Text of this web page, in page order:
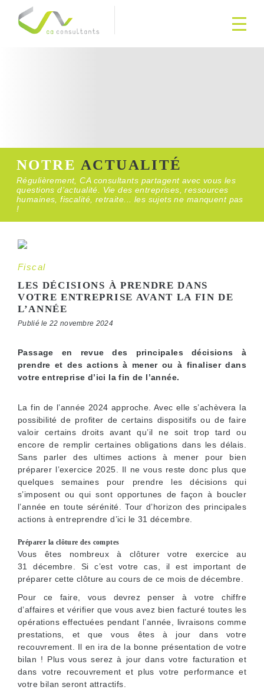
NOTRE ACTUALITÉ
Régulièrement, CA consultants partagent avec vous les
questions d’actualité. Vie des entreprises, ressources
humaines, fiscalité, retraite... les sujets ne manquent pas
!
Fiscal
LES DÉCISIONS À PRENDRE DANS
VOTRE ENTREPRISE AVANT LA FIN DE
L’ANNÉE
Publié le 22 novembre 2024
Passage en revue des principales décisions à
prendre et des actions à mener ou à finaliser dans
votre entreprise d’ici la fin de l’année.
La fin de l’année 2024 approche. Avec elle s’achèvera la
possibilité de profiter de certains dispositifs ou de faire
valoir certains droits avant qu’il ne soit trop tard ou
encore de remplir certaines obligations dans les délais.
Sans parler des ultimes actions à mener pour bien
préparer l’exercice 2025. Il ne vous reste donc plus que
quelques semaines pour prendre les décisions qui
s’imposent ou qui sont opportunes de façon à boucler
l’année en toute sérénité. Tour d’horizon des principales
actions à entreprendre d’ici le 31 décembre.
Préparer la clôture des comptes
Vous êtes nombreux à clôturer votre exercice au
31 décembre. Si c’est votre cas, il est important de
préparer cette clôture au cours de ce mois de décembre.
Pour ce faire, vous devrez penser à votre chiffre
d’affaires et vérifier que vous avez bien facturé toutes les
opérations effectuées pendant l’année, livraisons comme
prestations, et que vous êtes à jour dans votre
recouvrement. Il en ira de la bonne présentation de votre
bilan ! Plus vous serez à jour dans votre facturation et
dans votre recouvrement et plus votre performance et
votre bilan seront attractifs.